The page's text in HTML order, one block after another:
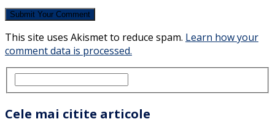
This site uses Akismet to reduce spam. Learn how your
comment data is processed.
Cele mai citite articole